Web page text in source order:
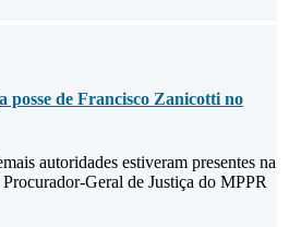
posse de Francisco Zanicotti no
autoridades estiveram presentes na
Geral de Justiça do MPPR